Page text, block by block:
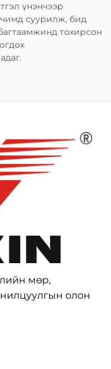
үнэнчээр
суурилж, бид
тохирсон
мөр,
олон